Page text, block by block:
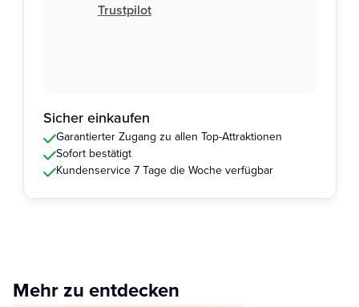
Trustpilot
Sicher einkaufen
Garantierter Zugang zu allen Top-Attraktionen
Sofort bestätigt
Kundenservice 7 Tage die Woche verfügbar
Mehr zu entdecken